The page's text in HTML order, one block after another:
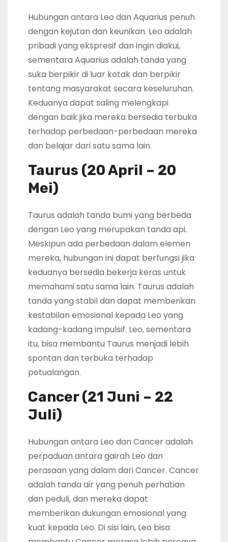
Hubungan antara Leo dan Aquarius penuh
dengan kejutan dan keunikan. Leo adalah
pribadi yang ekspresif dan ingin diakui,
sementara Aquarius adalah tanda yang
suka berpikir di luar kotak dan berpikir
tentang masyarakat secara keseluruhan.
Keduanya dapat saling melengkapi
dengan baik jika mereka bersedia terbuka
terhadap perbedaan-perbedaan mereka
dan belajar dari satu sama lain.
Taurus (20 April – 20
Mei)
Taurus adalah tanda bumi yang berbeda
dengan Leo yang merupakan tanda api.
Meskipun ada perbedaan dalam elemen
mereka, hubungan ini dapat berfungsi jika
keduanya bersedia bekerja keras untuk
memahami satu sama lain. Taurus adalah
tanda yang stabil dan dapat memberikan
kestabilan emosional kepada Leo yang
kadang-kadang impulsif. Leo, sementara
itu, bisa membantu Taurus menjadi lebih
spontan dan terbuka terhadap
petualangan.
Cancer (21 Juni – 22
Juli)
Hubungan antara Leo dan Cancer adalah
perpaduan antara gairah Leo dan
perasaan yang dalam dari Cancer. Cancer
adalah tanda air yang penuh perhatian
dan peduli, dan mereka dapat
memberikan dukungan emosional yang
kuat kepada Leo. Di sisi lain, Leo bisa